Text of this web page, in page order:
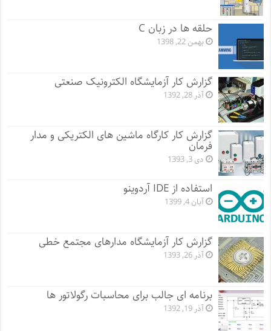
حلقه ها در زبان C
بهمن 22, 1398
گزارش کار آزمایشگاه الکترونیک صنعتی
آذر 28, 1392
گزارش کار کارگاه ماشین های الکتریکی و مدار
فرمان
دی 3, 1393
استفاده از IDE آردوینو
آبان 4, 1399
گزارش کار آزمایشگاه مدارهای مجتمع خطی
آذر 26, 1393
برنامه ای جالب برای محاسبات رگولاتور ها
آذر 19, 1392